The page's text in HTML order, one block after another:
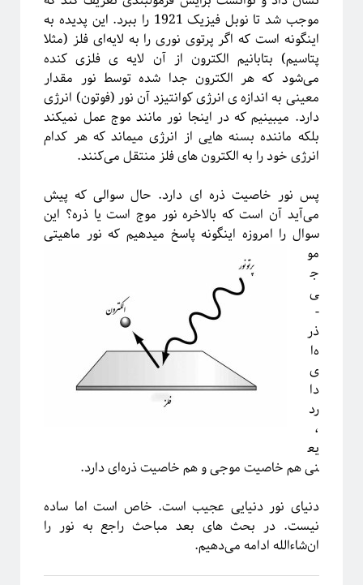
آیا فیزیک می‌تواند شبکه‌های اجتماعی را مدل‌سازی کند؟
برچسب‌ها
Emergence آشوب
اخترفیزیک انتخاب رشته انتروپی
انرژی تاریک بازبهنجارش برآمدگی
تحصیلات تکمیلی ترویج علم
درشت-دانه‌بندی
سیستم‌های پیچیده
شبکه‌های پیچیده ظهور
ظهوریافتگی
علم
علم شبکه فاینمن فرکتال
فیزیک فیزیک آماری
ماشین لرنینگ
موجب شد تا نوبل فیزیک 1921 را ببرد. این پدیده به
اینگونه است که اگر پرتوی نوری را به لایه‌ای فلز (مثلا
پتاسیم) بتابانیم الکترون از آن لایه ی فلزی کنده
می‌شود که هر الکترون جدا شده توسط نور مقدار
معینی به اندازه ی انرژی کوانتیزد آن نور (فوتون) انرژی
دارد. میبینیم که در اینجا نور مانند موج عمل نمیکند
بلکه ماننده بسنه هایی از انرژی میماند که هر کدام
انرژی خود را به الکترون های فلز منتقل می‌کنند.
پس نور خاصیت ذره ای دارد. حال سوالی که پیش
می‌آید آن است که بالاخره نور موج است یا ذره؟ این
سوال را امروزه اینگونه پاسخ میدهیم که نور ماهیتی
مو
ج
ی
-
ذر
ه‌ا
ی
دا
رد
،
یع
نی هم خاصیت موجی و هم خاصیت ذره‌ای دارد.
دنیای نور دنیایی عجیب است. خاص است اما ساده
نیست. در بحث های بعد مباحث راجع به نور را
ان‌شاءالله ادامه می‌دهیم.